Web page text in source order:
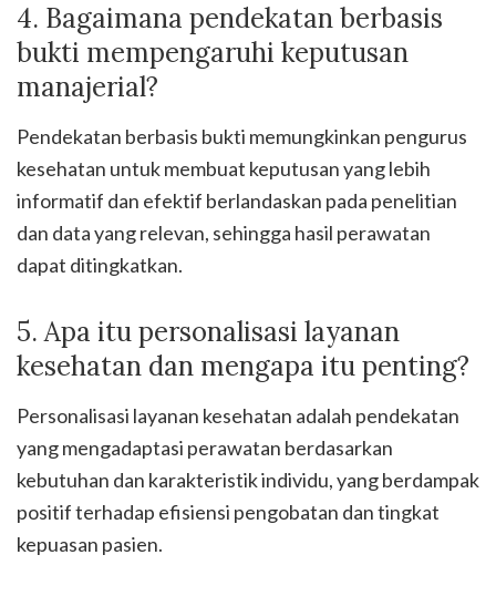
4. Bagaimana pendekatan berbasis
bukti mempengaruhi keputusan
manajerial?
Pendekatan berbasis bukti memungkinkan pengurus
kesehatan untuk membuat keputusan yang lebih
informatif dan efektif berlandaskan pada penelitian
dan data yang relevan, sehingga hasil perawatan
dapat ditingkatkan.
5. Apa itu personalisasi layanan
kesehatan dan mengapa itu penting?
Personalisasi layanan kesehatan adalah pendekatan
yang mengadaptasi perawatan berdasarkan
kebutuhan dan karakteristik individu, yang berdampak
positif terhadap efisiensi pengobatan dan tingkat
kepuasan pasien.